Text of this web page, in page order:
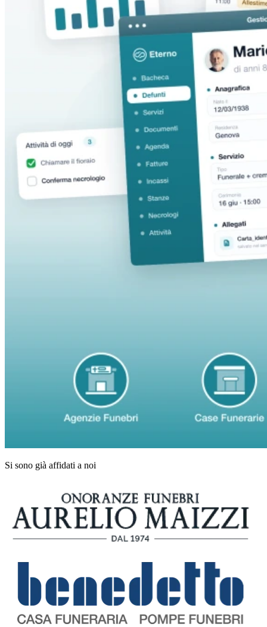
Si sono già affidati a noi